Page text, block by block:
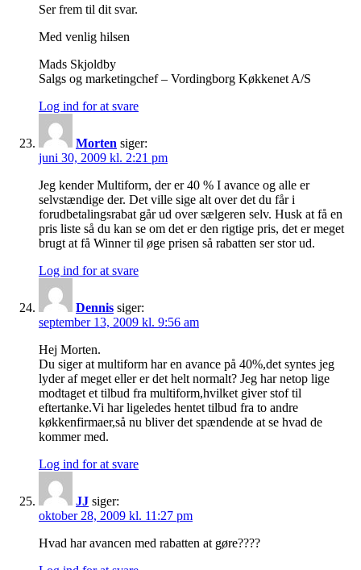
Ser frem til dit svar.
Med venlig hilsen
Mads Skjoldby
Salgs og marketingchef – Vordingborg Køkkenet A/S
Log ind for at svare
Morten siger:
juni 30, 2009 kl. 2:21 pm
Jeg kender Multiform, der er 40 % I avance og alle er
selvstændige der. Det ville sige alt over det du får i
forudbetalingsrabat går ud over sælgeren selv. Husk at få en
pris liste så du kan se om det er den rigtige pris, det er meget
brugt at få Winner til øge prisen så rabatten ser stor ud.
Log ind for at svare
Dennis siger:
september 13, 2009 kl. 9:56 am
Hej Morten.
Du siger at multiform har en avance på 40%,det syntes jeg
lyder af meget eller er det helt normalt? Jeg har netop lige
modtaget et tilbud fra multiform,hvilket giver stof til
eftertanke.Vi har ligeledes hentet tilbud fra to andre
køkkenfirmaer,så nu bliver det spændende at se hvad de
kommer med.
Log ind for at svare
JJ siger:
oktober 28, 2009 kl. 11:27 pm
Hvad har avancen med rabatten at gøre????